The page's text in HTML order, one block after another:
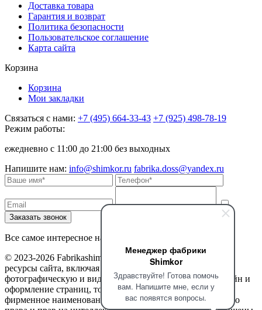
Менеджер фабрики
Shimkor
Здравствуйте! Готова помочь
вам. Напишите мне, если у
вас появятся вопросы.
Доставка товара
Гарантия и возврат
Политика безопасности
Пользовательское соглашение
Карта сайта
Корзина
Корзина
Мои закладки
Связаться с нами: +7 (495) 664-33-43 +7 (925) 498-78-19
Режим работы:
ежедневно с 11:00 до 21:00 без выходных
Напишите нам: info@shimkor.ru fabrika.doss@yandex.ru
Все самое интересное на наших страницах в соцсетях
© 2023-2026 Fabrikashimkor. Все права защищены. Все
ресурсы сайта, включая текстовую, графическую,
фотографическую и видео информацию, структуру, дизайн и
оформление страниц, товарные знаки, доменное имя,
фирменное наименование являются объектами авторского